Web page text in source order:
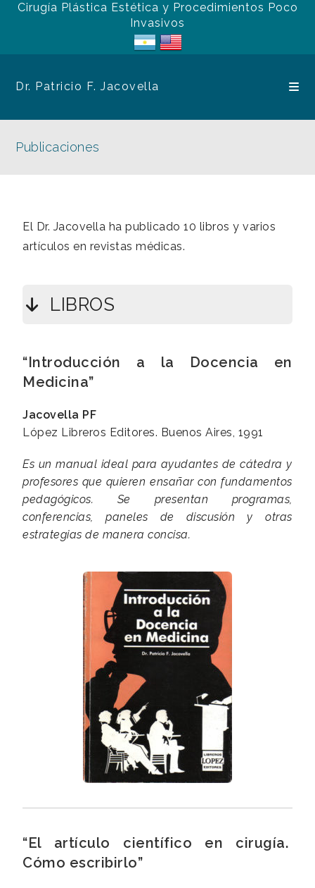
Cirugía Plástica Estética y Procedimientos Poco
Invasivos
Dr. Patricio F. Jacovella
Publicaciones
El Dr. Jacovella ha publicado 10 libros y varios
artículos en revistas médicas.
LIBROS
“Introducción a la Docencia en
Medicina”
Jacovella PF
López Libreros Editores. Buenos Aires, 1991
Es un manual ideal para ayudantes de cátedra y
profesores que quieren ensañar con fundamentos
pedagógicos. Se presentan programas,
conferencias, paneles de discusión y otras
estrategias de manera concisa.
“El artículo científico en cirugía.
Cómo escribirlo”